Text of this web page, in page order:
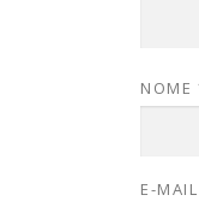
NOME
E-MAIL